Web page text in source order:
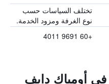
تختلف السياسات حسب
نوع الغرفة ومزود الخدمة.
+60 9691 4011
في أومباك دايف